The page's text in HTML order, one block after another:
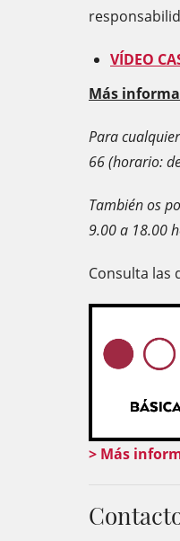
VÍDEO
Más
Para
66 (horario:
También os
9.00 a 18.00
Consulta las
> Más